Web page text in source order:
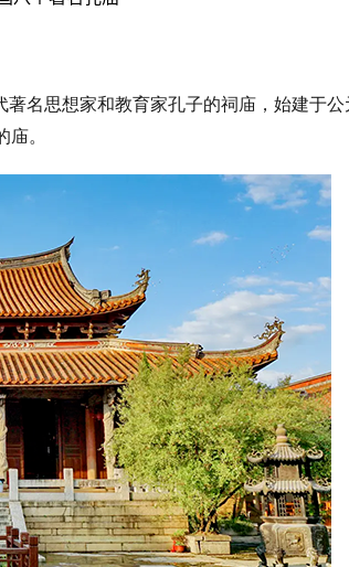
名思想家和教育家孔子的祠庙，始建于公
。